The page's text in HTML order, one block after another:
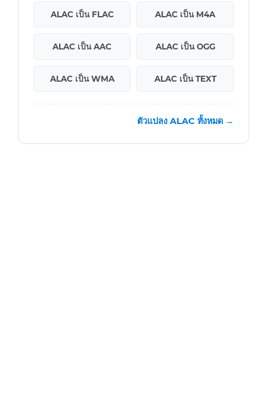
ALAC เป็น FLAC ALAC เป็น M4A
ALAC เป็น AAC ALAC เป็น OGG
ALAC เป็น WMA ALAC เป็น TEXT
ตัวแปลง ALAC ทั้งหมด →